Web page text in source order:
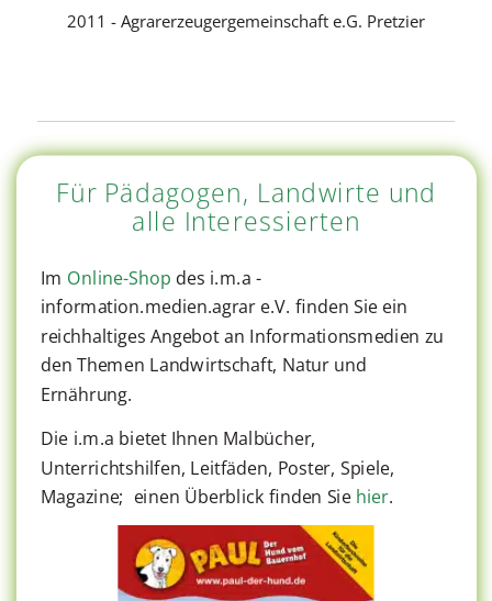
2011 - Agrarerzeugergemeinschaft e.G. Pretzier
Für Pädagogen, Landwirte und
alle Interessierten
Im Online-Shop des i.m.a -
information.medien.agrar e.V. finden Sie ein
reichhaltiges Angebot an Informationsmedien zu
den Themen Landwirtschaft, Natur und
Ernährung.
Die i.m.a bietet Ihnen Malbücher,
Unterrichtshilfen, Leitfäden, Poster, Spiele,
Magazine; einen Überblick finden Sie hier.